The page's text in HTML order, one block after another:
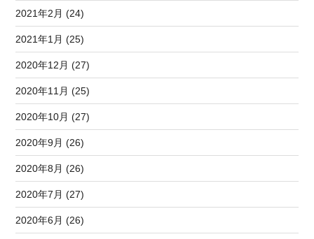
2021年2月 (24)
2021年1月 (25)
2020年12月 (27)
2020年11月 (25)
2020年10月 (27)
2020年9月 (26)
2020年8月 (26)
2020年7月 (27)
2020年6月 (26)